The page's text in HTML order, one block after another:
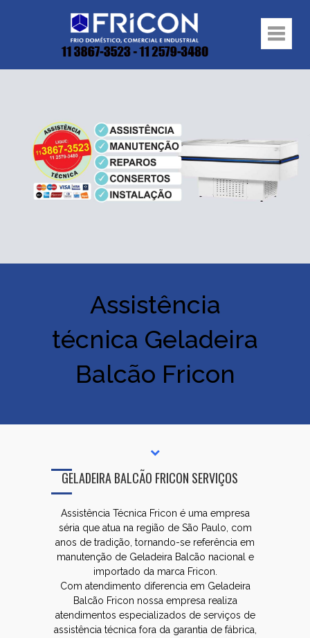
Assistência
técnica Geladeira
Balcão Fricon
GELADEIRA BALCÃO FRICON SERVIÇOS
Assistência Técnica Fricon é uma empresa
séria que atua na região de São Paulo, com
anos de tradição, tornando-se referência em
manutenção de Geladeira Balcão nacional e
importado da marca Fricon.
Com atendimento diferencia em Geladeira
Balcão Fricon nossa empresa realiza
atendimentos especializados de serviços de
assistência técnica fora da garantia de fábrica,